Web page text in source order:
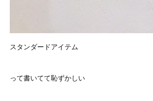
スタンダードアイテム
って書いてて恥ずかしい